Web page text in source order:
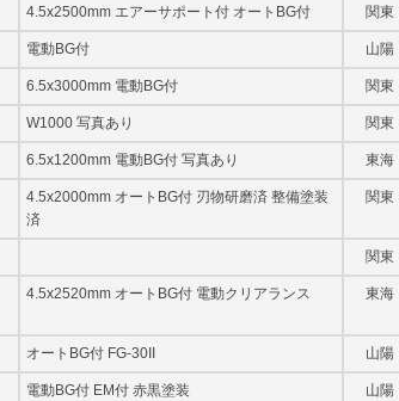
4.5x2500mm エアーサポート付 オートBG付 関東
電動BG付 山陽
6.5x3000mm 電動BG付 関東
W1000 写真あり 関東
6.5x1200mm 電動BG付 写真あり 東海
4.5x2000mm オートBG付 刃物研磨済 整備塗装
済
関東
関東
4.5x2520mm オートBG付 電動クリアランス 東海
オートBG付 FG-30II 山陽
電動BG付 EM付 赤黒塗装 山陽